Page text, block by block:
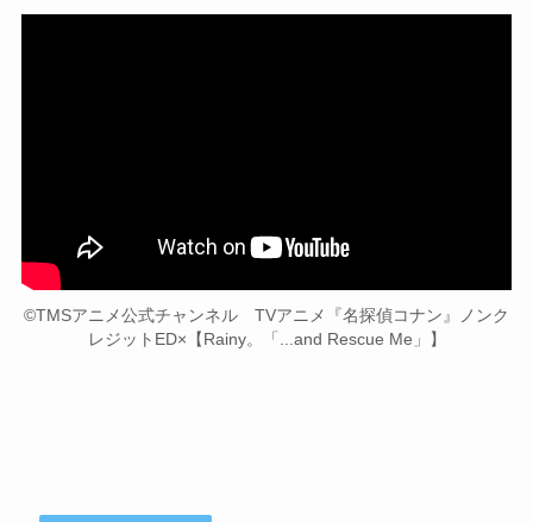
©TMSアニメ公式チャンネル TVアニメ『名探偵コナン』ノンク
レジットED×【Rainy。「...and Rescue Me」】